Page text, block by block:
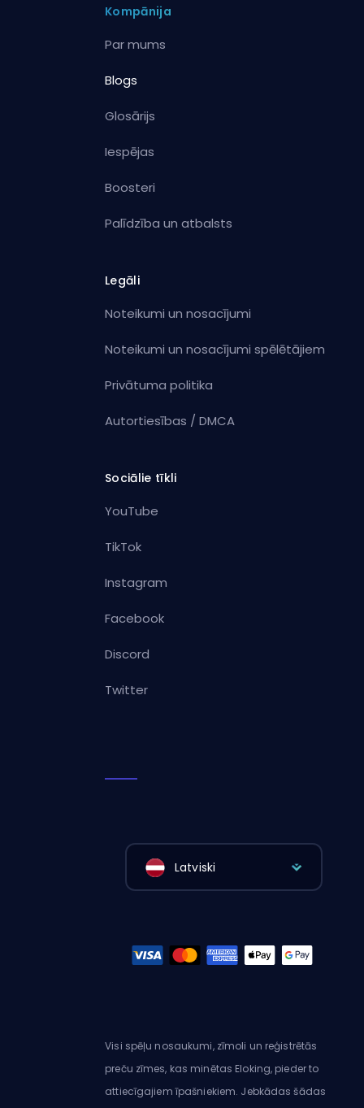
Kompānija
Par mums
Blogs
Glosārijs
Iespējas
Boosteri
Palīdzība un atbalsts
Legāli
Noteikumi un nosacījumi
Noteikumi un nosacījumi spēlētājiem
Privātuma politika
Autortiesības / DMCA
Sociālie tīkli
YouTube
TikTok
Instagram
Facebook
Discord
Twitter
Latviski
Visi spēļu nosaukumi, zīmoli un reģistrētās
preču zīmes, kas minētas Eloking, pieder to
attiecīgajiem īpašniekiem. Jebkādas šādas